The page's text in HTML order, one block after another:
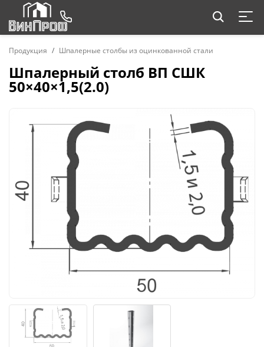
Продукция Шпалерные столбы из оцинкованной стали
Шпалерный столб ВП СШК
50×40×1,5(2.0)